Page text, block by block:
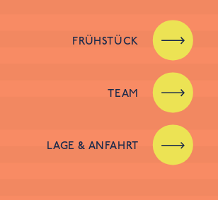
FRÜHSTÜCK
TEAM
LAGE & ANFAHRT